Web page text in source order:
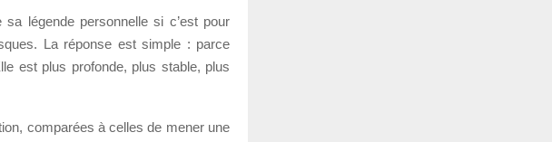
légende personnelle si c’est pour
La réponse est simple : parce
est plus profonde, plus stable, plus
comparées à celles de mener une